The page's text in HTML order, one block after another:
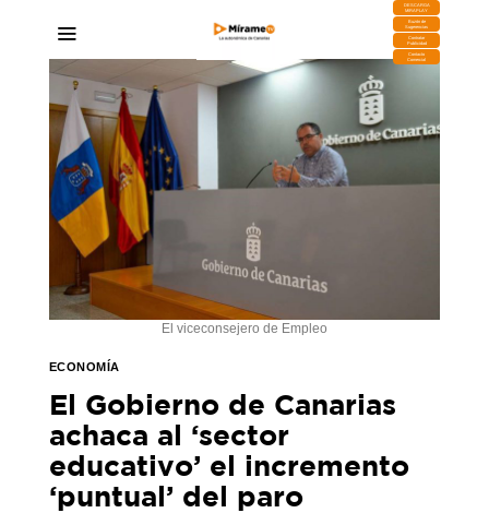
DESCARGA
MIRAPLAY
Buzón de
Sugerencias
Contratar
Publicidad
Contacto
Comercial
El viceconsejero de Empleo
ECONOMÍA
El Gobierno de Canarias
achaca al ‘sector
educativo’ el incremento
‘puntual’ del paro